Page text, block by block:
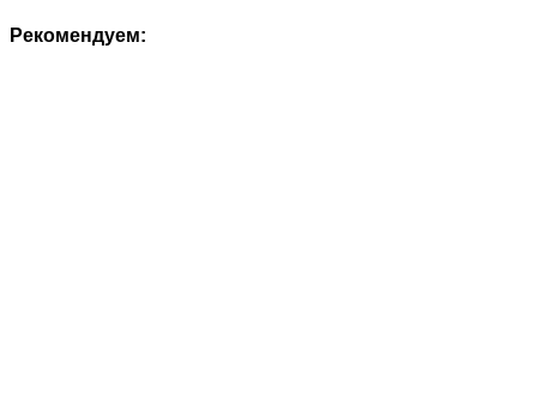
Рекомендуем: